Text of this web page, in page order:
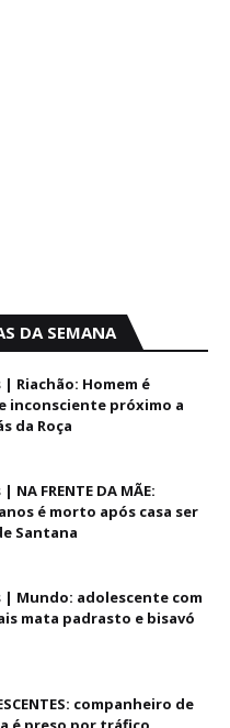
DA SEMANA
Riachão: Homem é
inconsciente próximo a
da Roça
FRENTE DA MÃE:
é morto após casa ser
Santana
| Mundo: adolescente com
mata padrasto e bisavó
companheiro de